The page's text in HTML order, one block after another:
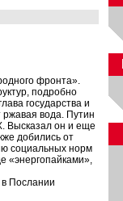
фронта».
подробно
государства и
ржавая вода. Путин
Высказал он и еще
добились от
социальных норм
«энергопайками»,
Послании